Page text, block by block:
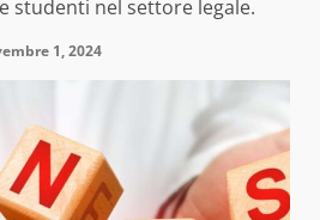
studenti nel settore legale.
1, 2024